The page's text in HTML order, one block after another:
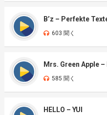
B’z – Perfekte
603 聞く
Mrs. Green Apple –
585 聞く
HELLO – YUI